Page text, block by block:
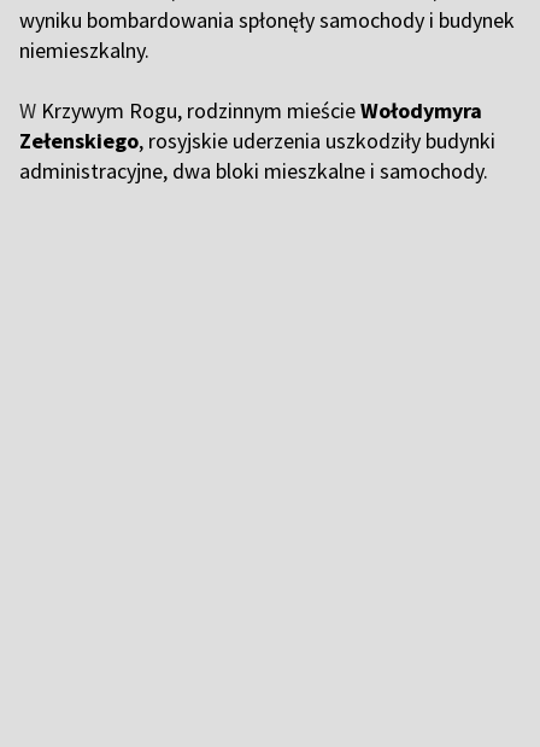
wyniku bombardowania spłonęły samochody i budynek
niemieszkalny.
W Krzywym Rogu, rodzinnym mieścieWołodymyra
Zełenskiego, rosyjskie uderzenia uszkodziły budynki
administracyjne, dwa bloki mieszkalne i samochody.